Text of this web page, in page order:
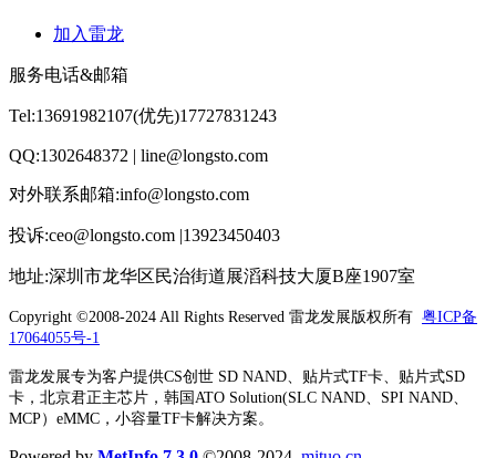
加入雷龙
服务电话&邮箱
Tel:13691982107(优先)17727831243
QQ:1302648372 | line@longsto.com
对外联系邮箱:info@longsto.com
投诉:ceo@longsto.com |13923450403
地址:深圳市龙华区民治街道展滔科技大厦B座1907室
Copyright ©2008-2024 All Rights Reserved 雷龙发展版权所有 粤ICP备
17064055号-1
雷龙发展专为客户提供CS创世 SD NAND、贴片式TF卡、贴片式SD
卡，北京君正主芯片，韩国ATO Solution(SLC NAND、SPI NAND、
MCP）eMMC，小容量TF卡解决方案。